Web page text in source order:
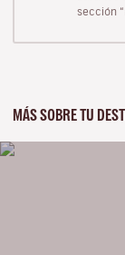
sección
MÁS SOBRE TU